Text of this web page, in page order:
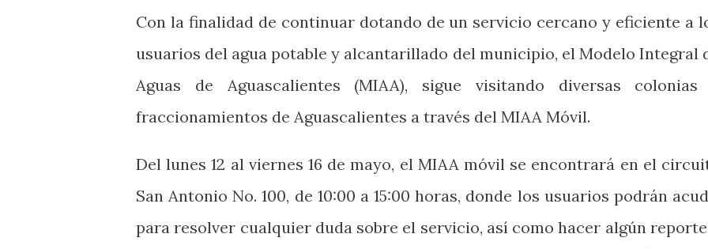
Con la finalidad de continuar dotando de un servicio cercano y eficiente a
usuarios del agua potable y alcantarillado del municipio, el Modelo Integral
Aguas de Aguascalientes (MIAA), sigue visitando diversas
fraccionamientos de Aguascalientes a través del MIAA Móvil.
Del lunes 12 al viernes 16 de mayo, el MIAA móvil se encontrará en el
San Antonio No. 100, de 10:00 a 15:00 horas, donde los usuarios podrán
para resolver cualquier duda sobre el servicio, así como hacer algún